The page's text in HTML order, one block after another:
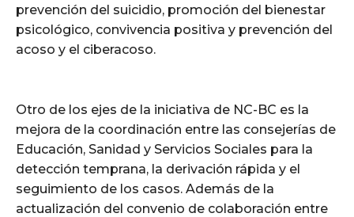
prevención del suicidio, promoción del bienestar
psicológico, convivencia positiva y prevención del
acoso y el ciberacoso.
Otro de los ejes de la iniciativa de NC-BC es la
mejora de la coordinación entre las consejerías de
Educación, Sanidad y Servicios Sociales para la
detección temprana, la derivación rápida y el
seguimiento de los casos. Además de la
actualización del convenio de colaboración entre